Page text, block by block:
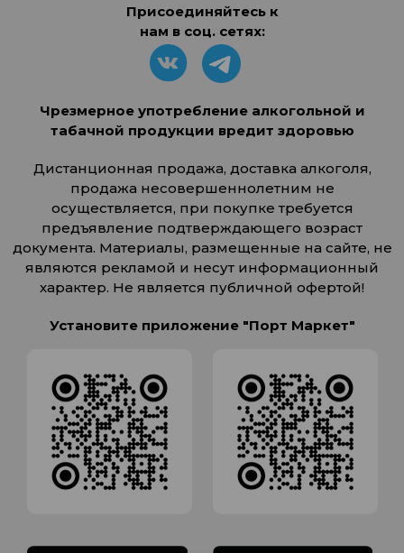
Присоединяйтесь к
нам в соц. сетях:
Чрезмерное употребление алкогольной и
табачной продукции вредит здоровью
Дистанционная продажа, доставка алкоголя,
продажа несовершеннолетним не
осуществляется, при покупке требуется
предъявление подтверждающего возраст
документа. Материалы, размещенные на сайте, не
являются рекламой и несут информационный
характер. Не является публичной офертой!
Установите приложение "Порт Маркет"